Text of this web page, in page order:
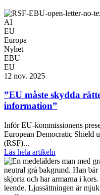
AI
EU
Europa
Nyhet
EBU
EU
12 nov. 2025
”EU måste skydda
information”
Inför EU-kommissionens
European Democratic Shield
(RSF)...
Läs hela artikeln